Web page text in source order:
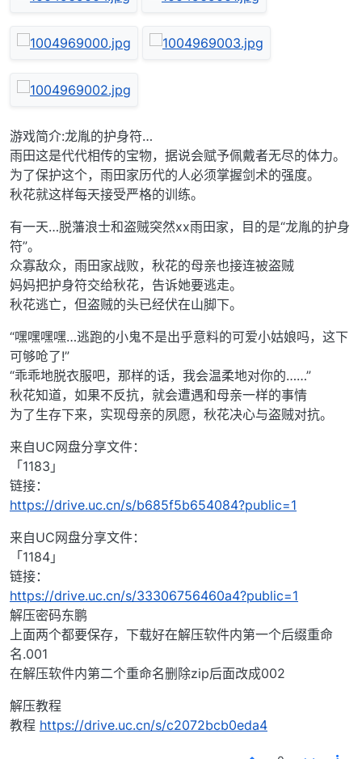
游戏简介:龙胤的护身符…
雨田这是代代相传的宝物，据说会赋予佩戴者无尽的体力。
为了保护这个，雨田家历代的人必须掌握剑术的强度。
秋花就这样每天接受严格的训练。
有一天…脱藩浪士和盗贼突然xx雨田家，目的是“龙胤的护身
符”。
众寡敌众，雨田家战败，秋花的母亲也接连被盗贼
妈妈把护身符交给秋花，告诉她要逃走。
秋花逃亡，但盗贼的头已经伏在山脚下。
“嘿嘿嘿嘿…逃跑的小鬼不是出乎意料的可爱小姑娘吗，这下
可够呛了!”
“乖乖地脱衣服吧，那样的话，我会温柔地对你的……”
秋花知道，如果不反抗，就会遭遇和母亲一样的事情
为了生存下来，实现母亲的夙愿，秋花决心与盗贼对抗。
来自UC网盘分享文件：
「1183」
链接：
https://drive.uc.cn/s/b685f5b654084?public=1
来自UC网盘分享文件：
「1184」
链接：
https://drive.uc.cn/s/33306756460a4?public=1
解压密码东鹏
上面两个都要保存，下载好在解压软件内第一个后缀重命
名.001
在解压软件内第二个重命名删除zip后面改成002
解压教程
教程 https://drive.uc.cn/s/c2072bcb0eda4